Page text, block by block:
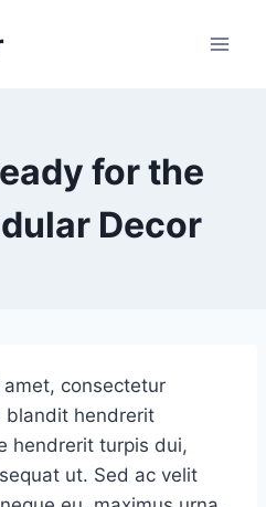
for the
Decor
consectetur
blandit hendrerit
hendrerit turpis dui,
ut. Sed ac velit